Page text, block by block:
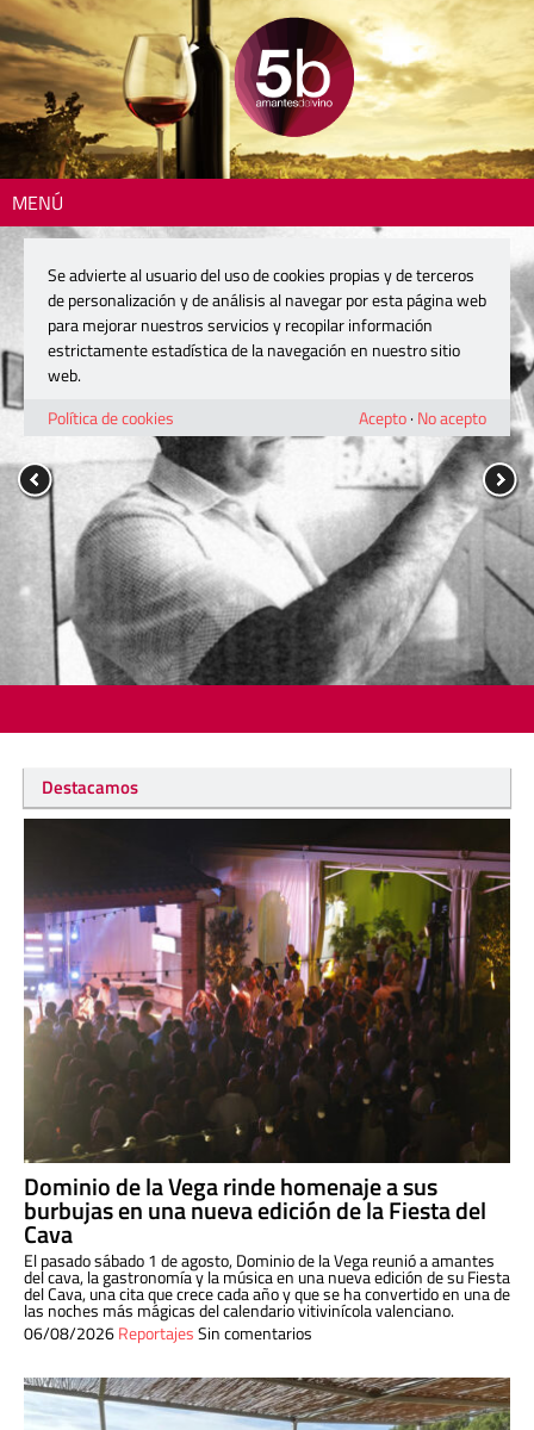
MENÚ
Destacamos
Dominio de la Vega rinde homenaje a sus
burbujas en una nueva edición de la Fiesta del
Cava
El pasado sábado 1 de agosto, Dominio de la Vega reunió a amantes
del cava, la gastronomía y la música en una nueva edición de su Fiesta
del Cava, una cita que crece cada año y que se ha convertido en una de
las noches más mágicas del calendario vitivinícola valenciano.
06/08/2026ReportajesSin comentarios
Se advierte al usuario del uso de cookies propias y de terceros
de personalización y de análisis al navegar por esta página web
para mejorar nuestros servicios y recopilar información
estrictamente estadística de la navegación en nuestro sitio
web.
Política de cookies
Acepto· No acepto